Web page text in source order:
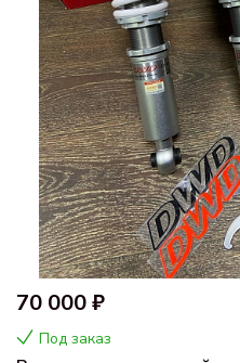
70 000 ₽
Под заказ